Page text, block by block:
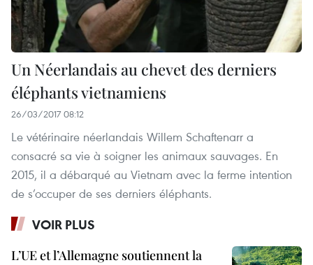
Un Néerlandais au chevet des derniers
éléphants vietnamiens
26/03/2017 08:12
Le vétérinaire néerlandais Willem Schaftenarr a
consacré sa vie à soigner les animaux sauvages. En
2015, il a débarqué au Vietnam avec la ferme intention
de s’occuper de ses derniers éléphants.
VOIR PLUS
L’UE et l’Allemagne soutiennent la